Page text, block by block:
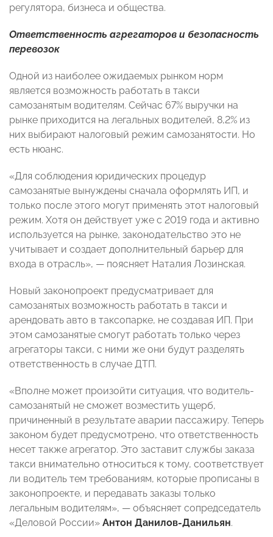
регулятора, бизнеса и общества.
Ответственность агрегаторов и безопасность
перевозок
Одной из наиболее ожидаемых рынком норм
является возможность работать в такси
самозанятым водителям. Сейчас 67% выручки на
рынке приходится на легальных водителей, 8,2% из
них выбирают налоговый режим самозанятости. Но
есть нюанс.
«Для соблюдения юридических процедур
самозанятые вынуждены сначала оформлять ИП, и
только после этого могут применять этот налоговый
режим. Хотя он действует уже с 2019 года и активно
используется на рынке, законодательство это не
учитывает и создает дополнительный барьер для
входа в отрасль», — поясняет Наталия Лозинская.
Новый законопроект предусматривает для
самозанятых возможность работать в такси и
арендовать авто в таксопарке, не создавая ИП. При
этом самозанятые смогут работать только через
агрегаторы такси, с ними же они будут разделять
ответственность в случае ДТП.
«Вполне может произойти ситуация, что водитель-
самозанятый не сможет возместить ущерб,
причиненный в результате аварии пассажиру. Теперь
законом будет предусмотрено, что ответственность
несет также агрегатор. Это заставит службы заказа
такси внимательно относиться к тому, соответствует
ли водитель тем требованиям, которые прописаны в
законопроекте, и передавать заказы только
легальным водителям», — объясняет сопредседатель
«Деловой России» Антон Данилов-Данильян.